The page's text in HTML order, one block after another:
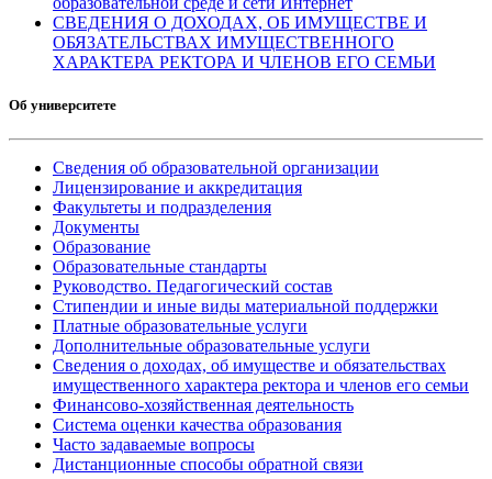
СВЕДЕНИЯ О ДОХОДАХ, ОБ ИМУЩЕСТВЕ И
ОБЯЗАТЕЛЬСТВАХ ИМУЩЕСТВЕННОГО
ХАРАКТЕРА РЕКТОРА И ЧЛЕНОВ ЕГО СЕМЬИ
Об университете
Сведения об образовательной организации
Лицензирование и аккредитация
Факультеты и подразделения
Документы
Образование
Образовательные стандарты
Руководство. Педагогический состав
Стипендии и иные виды материальной поддержки
Платные образовательные услуги
Дополнительные образовательные услуги
Сведения о доходах, об имуществе и обязательствах
имущественного характера ректора и членов его семьи
Финансово-хозяйственная деятельность
Система оценки качества образования
Часто задаваемые вопросы
Дистанционные способы обратной связи